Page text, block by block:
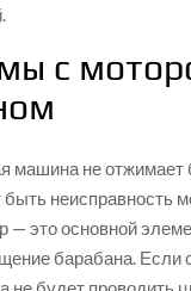
с
машина не отжимает
неисправность
— это основной
барабана. Если